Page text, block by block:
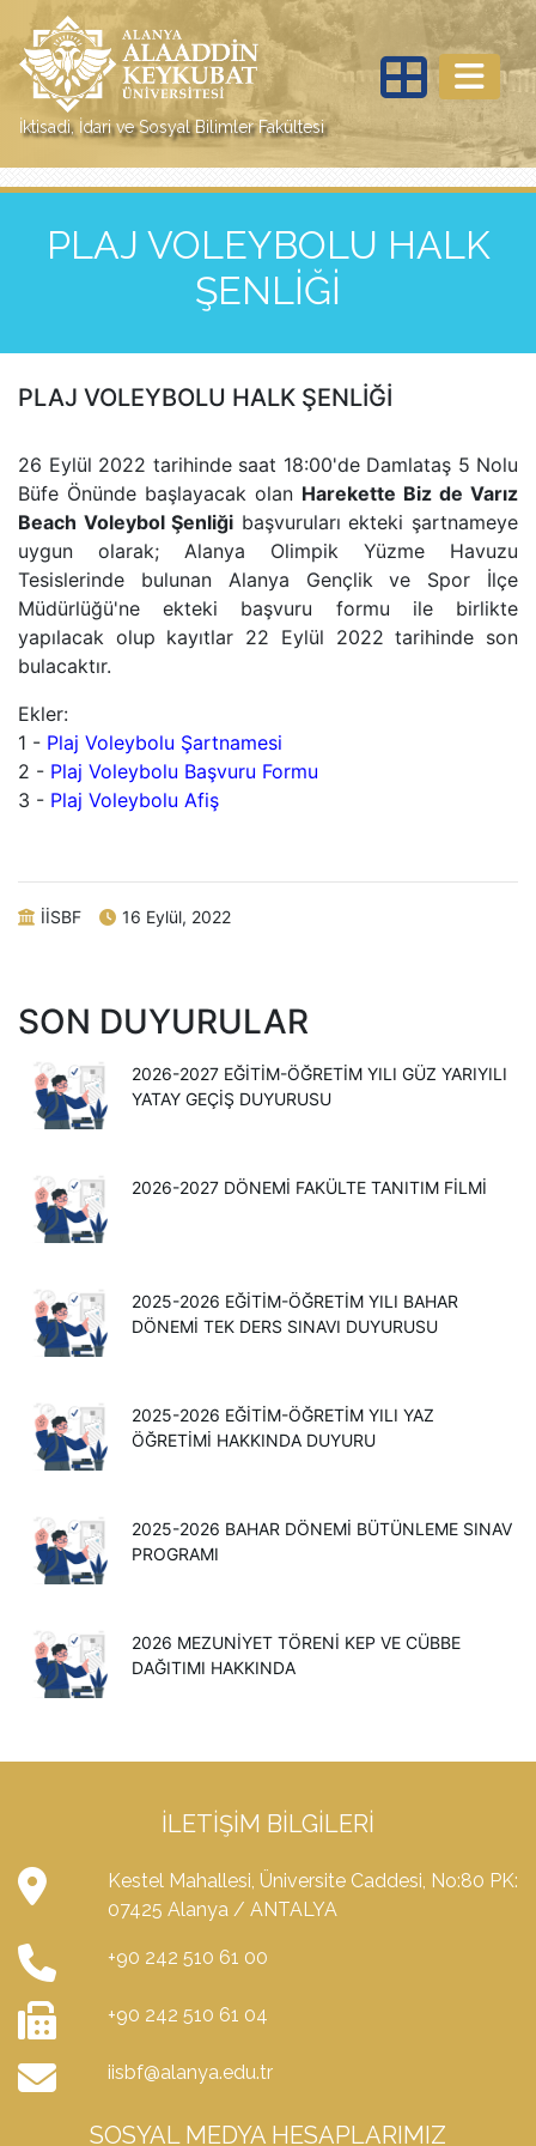
İktisadi, İdari ve Sosyal Bilimler Fakültesi
PLAJ VOLEYBOLU HALK
ŞENLİĞİ
PLAJ VOLEYBOLU HALK ŞENLİĞİ
26 Eylül 2022 tarihinde saat 18:00'de Damlataş 5 Nolu
Büfe Önünde başlayacak olan Harekette Biz de Varız
Beach Voleybol Şenliği başvuruları ekteki şartnameye
uygun olarak; Alanya Olimpik Yüzme Havuzu
Tesislerinde bulunan Alanya Gençlik ve Spor İlçe
Müdürlüğü'ne ekteki başvuru formu ile birlikte
yapılacak olup kayıtlar 22 Eylül 2022 tarihinde son
bulacaktır.
Ekler:
1 - Plaj Voleybolu Şartnamesi
2 - Plaj Voleybolu Başvuru Formu
3 - Plaj Voleybolu Afiş
İİSBF 16 Eylül, 2022
SON DUYURULAR
2026-2027 EĞITIM-ÖĞRETIM YILI GÜZ YARIYILI
YATAY GEÇIŞ DUYURUSU
2026-2027 DÖNEMİ FAKÜLTE TANITIM FİLMİ
2025-2026 EĞITIM-ÖĞRETIM YILI BAHAR
DÖNEMI TEK DERS SINAVI DUYURUSU
2025-2026 EĞİTİM-ÖĞRETİM YILI YAZ
ÖĞRETİMİ HAKKINDA DUYURU
2025-2026 BAHAR DÖNEMİ BÜTÜNLEME SINAV
PROGRAMI
2026 MEZUNIYET TÖRENI KEP VE CÜBBE
DAĞITIMI HAKKINDA
İLETIŞIM BILGILERI
Kestel Mahallesi, Üniversite Caddesi, No:80 PK:
07425 Alanya / ANTALYA
+90 242 510 61 00
+90 242 510 61 04
iisbf@alanya.edu.tr
SOSYAL MEDYA HESAPLARIMIZ